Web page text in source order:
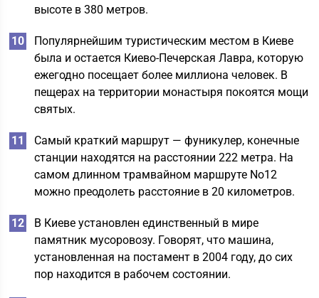
высоте в 380 метров.
Популярнейшим туристическим местом в Киеве
была и остается Киево-Печерская Лавра, которую
ежегодно посещает более миллиона человек. В
пещерах на территории монастыря покоятся мощи
святых.
Самый краткий маршрут — фуникулер, конечные
станции находятся на расстоянии 222 метра. На
самом длинном трамвайном маршруте No12
можно преодолеть расстояние в 20 километров.
В Киеве установлен единственный в мире
памятник мусоровозу. Говорят, что машина,
установленная на постамент в 2004 году, до сих
пор находится в рабочем состоянии.